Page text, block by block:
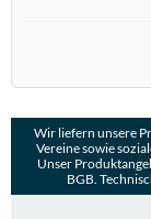
Wir liefern unsere
Vereine sowie
Unser
BGB.